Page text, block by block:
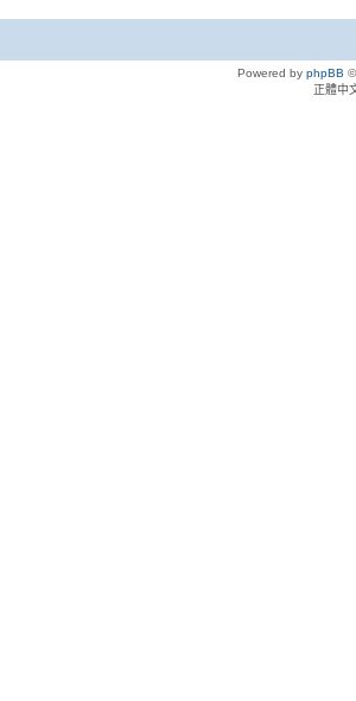
Powered by phpBB
正體中